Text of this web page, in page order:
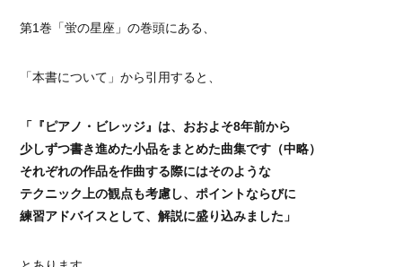
第1巻「蛍の星座」の巻頭にある、
「本書について」から引用すると、
「『ピアノ・ビレッジ』は、おおよそ8年前から
少しずつ書き進めた小品をまとめた曲集です（中略）
それぞれの作品を作曲する際にはそのような
テクニック上の観点も考慮し、ポイントならびに
練習アドバイスとして、解説に盛り込みました」